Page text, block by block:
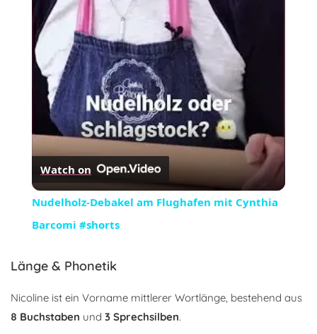
Video
Watch on
Nudelholz-Debakel am Flughafen mit Cynthia
Barcomi #shorts
Länge & Phonetik
Nicoline ist ein Vorname mittlerer Wortlänge, bestehend aus
8 Buchstaben und 3 Sprechsilben.